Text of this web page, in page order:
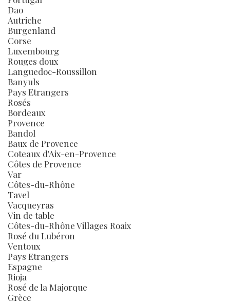
Dao
Autriche
Burgenland
Corse
Luxembourg
Rouges doux
Languedoc-Roussillon
Banyuls
Pays Etrangers
Rosés
Bordeaux
Provence
Bandol
Baux de Provence
Coteaux d'Aix-en-Provence
Côtes de Provence
Var
Côtes-du-Rhône
Tavel
Vacqueyras
Vin de table
Côtes-du-Rhône Villages Roaix
Rosé du Lubéron
Ventoux
Pays Etrangers
Espagne
Rioja
Rosé de la Majorque
Grèce